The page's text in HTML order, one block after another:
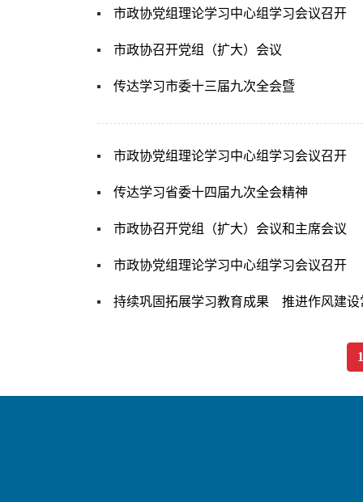
市政协党组理论学习中心组学习会议召开
市政协召开党组（扩大）会议
传达学习市委十三届九次全会暨
市政协党组理论学习中心组学习会议召开
传达学习省委十四届九次全会精神
市政协召开党组（扩大）会议和主席会议
市政协党组理论学习中心组学习会议召开
持续巩固拓展学习教育成果 推进作风建设
1